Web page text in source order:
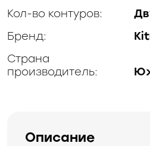
Кол-во контуров:
Бренд:
Страна
производитель:
Описание